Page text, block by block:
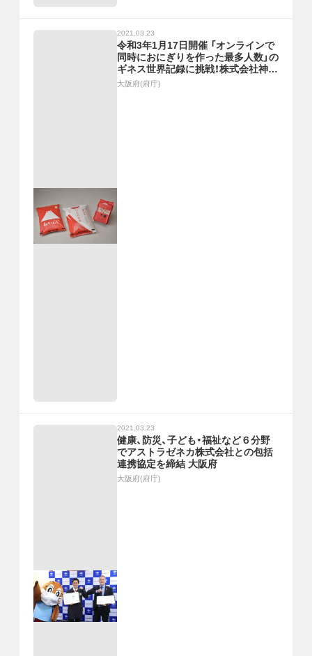
2021.03.23
令和3年1月17日開催 「オンラインで
同時におにぎりを作った最多人数」の
ギネス世界記録に挑戦！株式会社神明
ホールディングス「子どもたちにお米
大阪府(府庁)
2021.03.23
健康、防災、子ども・福祉など６分野
でアストラゼネカ株式会社との包括
連携協定を締結 大阪府
大阪府(府庁)